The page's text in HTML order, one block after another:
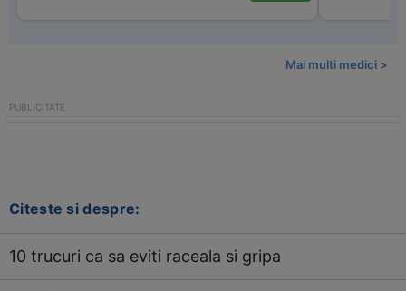
Mai multi medici >
Citeste si despre:
10 trucuri ca sa eviti raceala si gripa